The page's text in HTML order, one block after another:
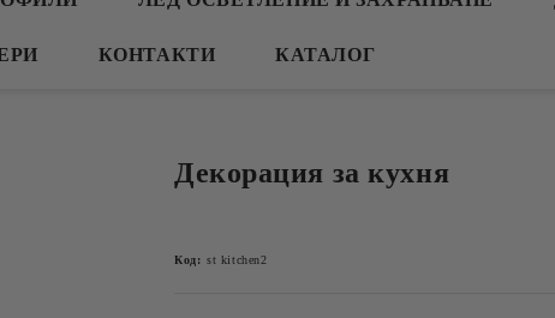
КОНТАКТИ КАТАЛОГ
Декорация за кухня
Код: st kitchen2